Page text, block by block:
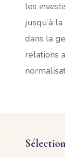
les
jusqu’à
dans la
relations